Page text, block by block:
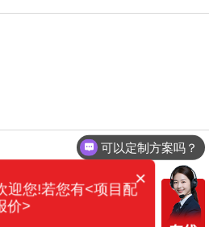
可以定制方案吗？
×
迎您!若您有<项目配
价>